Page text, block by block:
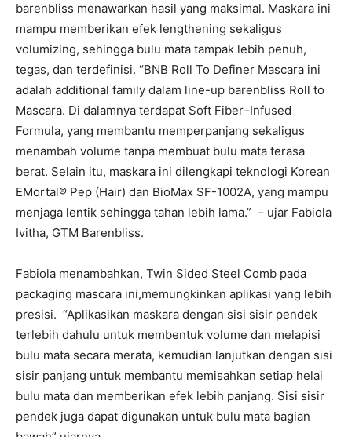
barenbliss menawarkan hasil yang maksimal. Maskara ini
mampu memberikan efek lengthening sekaligus
volumizing, sehingga bulu mata tampak lebih penuh,
tegas, dan terdefinisi. “BNB Roll To Definer Mascara ini
adalah additional family dalam line-up barenbliss Roll to
Mascara. Di dalamnya terdapat Soft Fiber–Infused
Formula, yang membantu memperpanjang sekaligus
menambah volume tanpa membuat bulu mata terasa
berat. Selain itu, maskara ini dilengkapi teknologi Korean
EMortal® Pep (Hair) dan BioMax SF-1002A, yang mampu
menjaga lentik sehingga tahan lebih lama.” – ujar Fabiola
Ivitha, GTM Barenbliss.
Fabiola menambahkan, Twin Sided Steel Comb pada
packaging mascara ini,memungkinkan aplikasi yang lebih
presisi. “Aplikasikan maskara dengan sisi sisir pendek
terlebih dahulu untuk membentuk volume dan melapisi
bulu mata secara merata, kemudian lanjutkan dengan sisi
sisir panjang untuk membantu memisahkan setiap helai
bulu mata dan memberikan efek lebih panjang. Sisi sisir
pendek juga dapat digunakan untuk bulu mata bagian